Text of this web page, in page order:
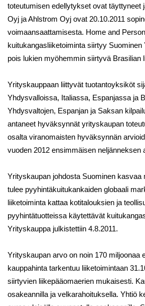
toteutumisen edellytykset ovat täyttyneet
Oyj ja Ahlstrom Oyj ovat 20.10.2011
voimaansaattamisesta. Home and
kuitukangasliiketoiminta siirtyy Suominen
pois lukien myöhemmin siirtyvä Brasilian
Yrityskauppaan liittyvät tuotantoyksiköt
Yhdysvalloissa, Italiassa, Espanjassa ja
Yhdysvaltojen, Espanjan ja Saksan
antaneet hyväksynnät yrityskaupan
osalta viranomaisten hyväksynnän
vuoden 2012 ensimmäisen neljänneksen
Yrityskaupan johdosta Suominen kasvaa
tulee pyyhintäkuitukankaiden globaali
liiketoiminta kattaa kotitalouksien ja
pyyhintätuotteissa käytettävät
Yrityskauppa julkistettiin 4.8.2011.
Yrityskaupan arvo on noin 170 miljoonaa
kauppahinta tarkentuu liiketoimintaan
siirtyvien liikepääomaerien mukaisesti.
osakeannilla ja velkarahoituksella. Yhtiö